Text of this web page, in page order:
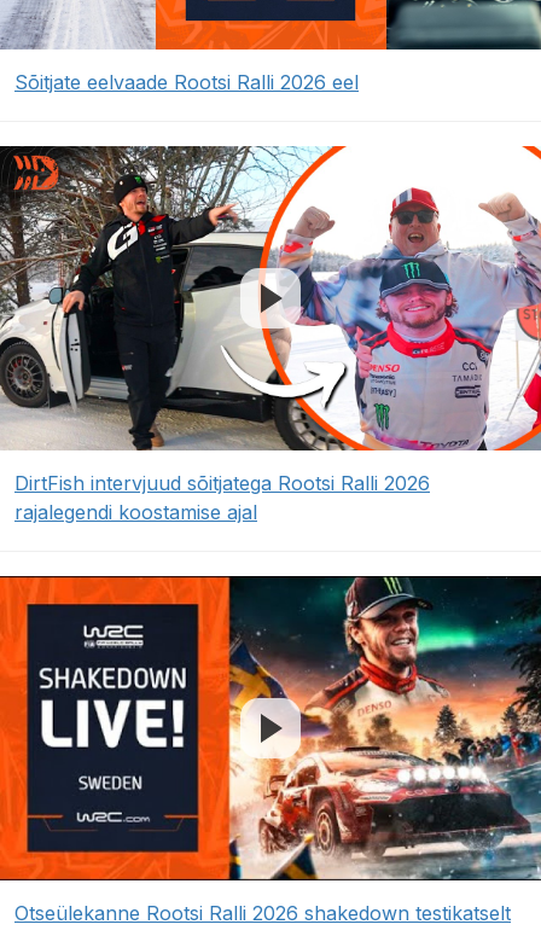
Sõitjate eelvaade Rootsi Ralli 2026 eel
DirtFish intervjuud sõitjatega Rootsi Ralli 2026
rajalegendi koostamise ajal
Otseülekanne Rootsi Ralli 2026 shakedown testikatselt